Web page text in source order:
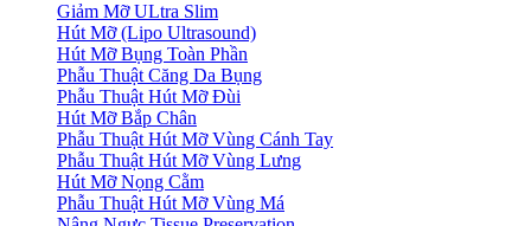
Giảm Mỡ ULtra Slim
Hút Mỡ (Lipo Ultrasound)
Hút Mỡ Bụng Toàn Phần
Phẫu Thuật Căng Da Bụng
Phẫu Thuật Hút Mỡ Đùi
Hút Mỡ Bắp Chân
Phẫu Thuật Hút Mỡ Vùng Cánh Tay
Phẫu Thuật Hút Mỡ Vùng Lưng
Hút Mỡ Nọng Cằm
Phẫu Thuật Hút Mỡ Vùng Má